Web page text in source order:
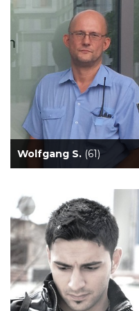
Wolfgang S. (61)